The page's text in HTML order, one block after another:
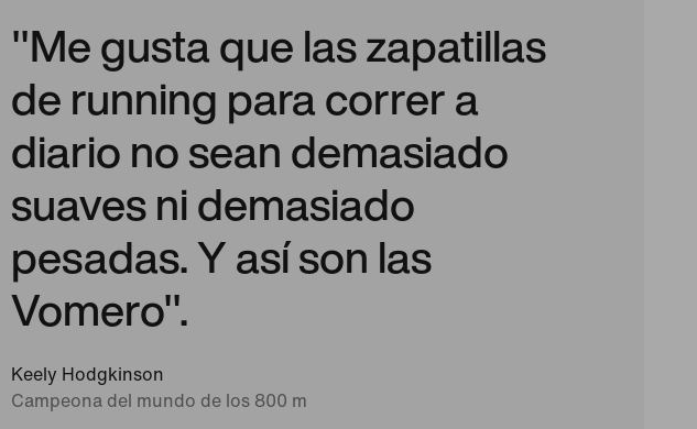
"Me gusta que las zapatillas
de running para correr a
diario no sean demasiado
suaves ni demasiado
pesadas. Y así son las
Vomero".
Keely Hodgkinson
Campeona del mundo de los 800 m